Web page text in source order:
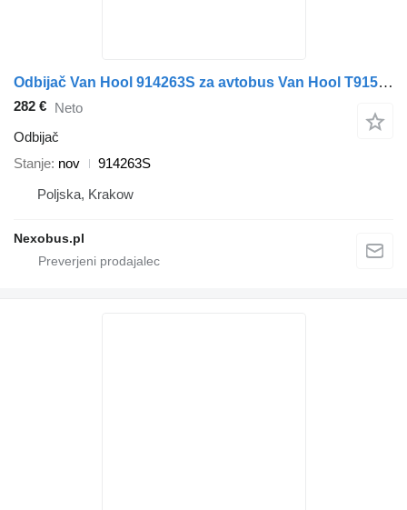
Odbijač Van Hool 914263S za avtobus Van Hool T915 T916 T917 Acron Alicron
282 € Neto
Odbijač
Stanje nov
914263S
Poljska, Krakow
Nexobus.pl